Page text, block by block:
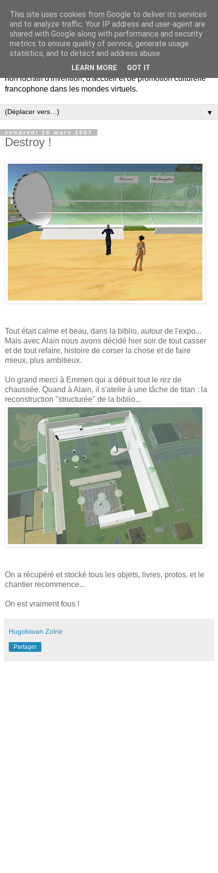
Bibliothèque Francophone
du metavers
La bibliothèque francophone du metavers est un projet à but
non lucratif d'invention, d'accueil et de promotion culturelle
francophone dans les mondes virtuels.
▼
vendredi 16 mars 2007
Destroy !
Tout était calme et beau, dans la biblio, autour de l'expo...
Mais avec Alain nous avons décidé hier soir de tout casser
et de tout refaire, histoire de corser la chose et de faire
mieux, plus ambitieux.
Un grand merci à Emmen qui a détruit tout le rez de
chaussée. Quand à Alain, il s'atelle à une tâche de titan : la
reconstruction "structurée" de la biblio...
On a récupéré et stocké tous les objets, livres, protos, et le
chantier recommence...
On est vraiment fous !
Hugobiwan Zolnir
Partager
This site uses cookies from Google to deliver its services
and to analyze traffic. Your IP address and user-agent are
shared with Google along with performance and security
metrics to ensure quality of service, generate usage
statistics, and to detect and address abuse.
LEARN MORE GOT IT